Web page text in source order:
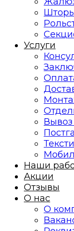
Услуги
Наши
Акции
Отзывы
О нас
О